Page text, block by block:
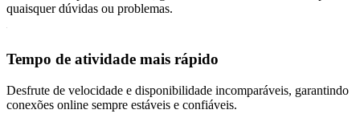
quaisquer dúvidas ou problemas.
Tempo de atividade mais rápido
Desfrute de velocidade e disponibilidade incomparáveis, garantindo
conexões online sempre estáveis e confiáveis.